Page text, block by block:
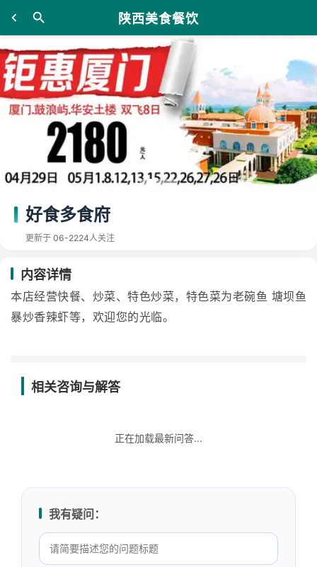
陕西美食餐饮
好食多食府
更新于 06-2224人关注
内容详情
本店经营快餐、炒菜、特色炒菜，特色菜为老碗鱼 塘坝鱼
暴炒香辣虾等，欢迎您的光临。
相关咨询与解答
正在加载最新问答...
我有疑问：